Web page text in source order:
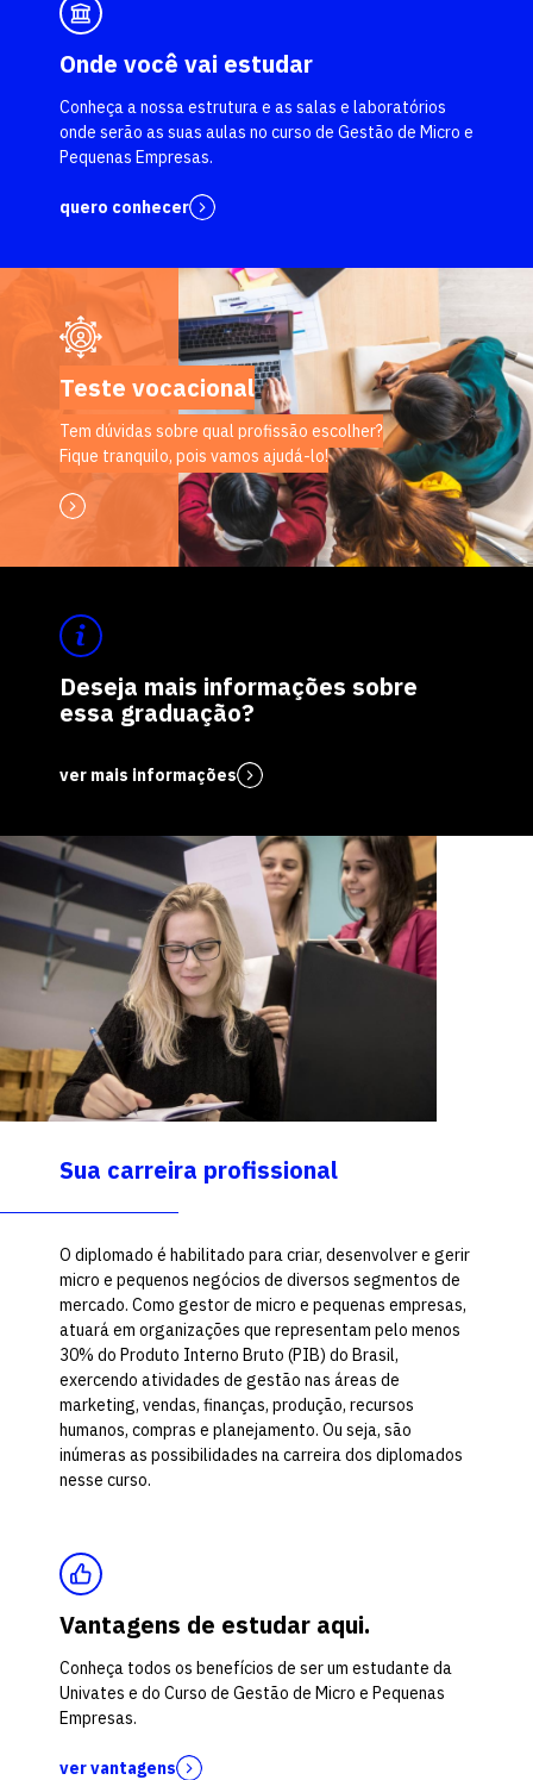
Onde você vai estudar
Conheça a nossa estrutura e as salas e laboratórios
onde serão as suas aulas no curso de Gestão de Micro e
Pequenas Empresas.
quero conhecer
Teste vocacional
Tem dúvidas sobre qual profissão escolher?
Fique tranquilo, pois vamos ajudá-lo!
Deseja mais informações sobre
essa graduação?
ver mais informações
Sua carreira profissional
O diplomado é habilitado para criar, desenvolver e gerir
micro e pequenos negócios de diversos segmentos de
mercado. Como gestor de micro e pequenas empresas,
atuará em organizações que representam pelo menos
30% do Produto Interno Bruto (PIB) do Brasil,
exercendo atividades de gestão nas áreas de
marketing, vendas, finanças, produção, recursos
humanos, compras e planejamento. Ou seja, são
inúmeras as possibilidades na carreira dos diplomados
nesse curso.
Vantagens de estudar aqui.
Conheça todos os benefícios de ser um estudante da
Univates e do Curso de Gestão de Micro e Pequenas
Empresas.
ver vantagens